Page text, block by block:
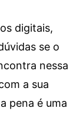
digitais,
se o
nessa
a sua
pena é uma